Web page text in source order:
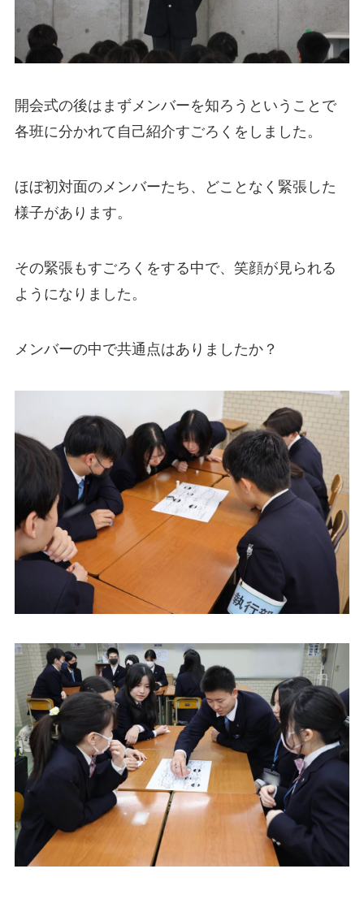
開会式の後はまずメンバーを知ろうということで
各班に分かれて自己紹介すごろくをしました。
ほぼ初対面のメンバーたち、どことなく緊張した
様子があります。
その緊張もすごろくをする中で、笑顔が見られる
ようになりました。
メンバーの中で共通点はありましたか？